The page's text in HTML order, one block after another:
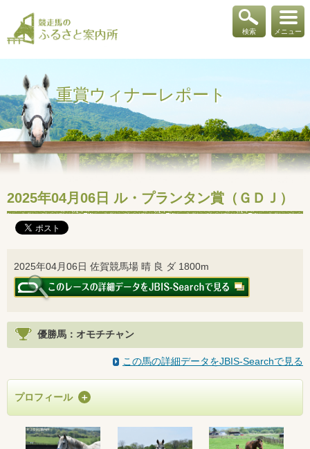
メニュー
検索
重賞ウィナーレポート
2025年04月06日 ル・プランタン賞（ＧＤＪ）
2025年04月06日 佐賀競馬場 晴 良 ダ 1800m
優勝馬：オモチチャン
この馬の詳細データをJBIS-Searchで見る
プロフィール